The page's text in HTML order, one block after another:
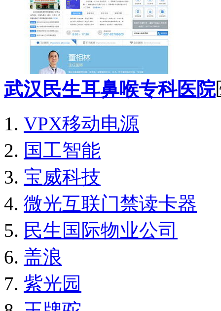
武汉民生耳鼻喉专科医院
VPX移动电源
国工智能
宝威科技
微光互联门禁读卡器
民生国际物业公司
盖浪
紫光园